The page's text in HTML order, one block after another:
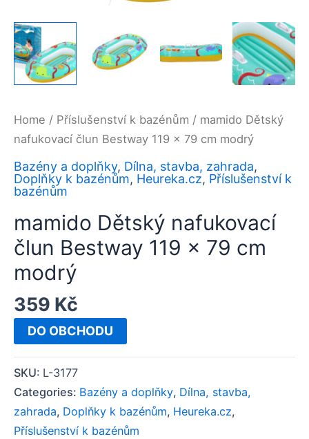
Home / Příslušenství k bazénům / mamido Dětský
nafukovací člun Bestway 119 x 79 cm modrý
Bazény a doplňky, Dílna, stavba, zahrada,
Doplňky k bazénům, Heureka.cz, Příslušenství k
bazénům
mamido Dětský nafukovací
člun Bestway 119 x 79 cm
modrý
359 Kč
DO OBCHODU
SKU: L-3177
Categories: Bazény a doplňky, Dílna, stavba,
zahrada, Doplňky k bazénům, Heureka.cz,
Příslušenství k bazénům